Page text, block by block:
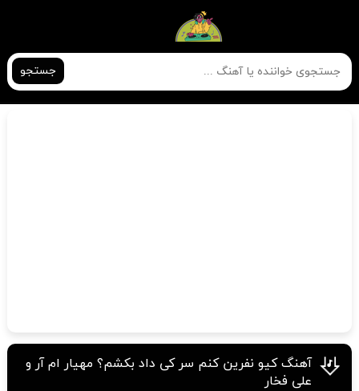
جستجو
آهنگ کیو نفرین کنم سر کی داد بکشم؟ مهیار ام آر و
علی فخار